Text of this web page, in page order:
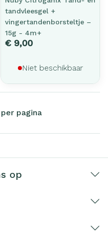
tandvleesgel +
vingertandenborsteltje –
15g - 4m+
€ 9,00
Niet beschikbaar
per pagina
op